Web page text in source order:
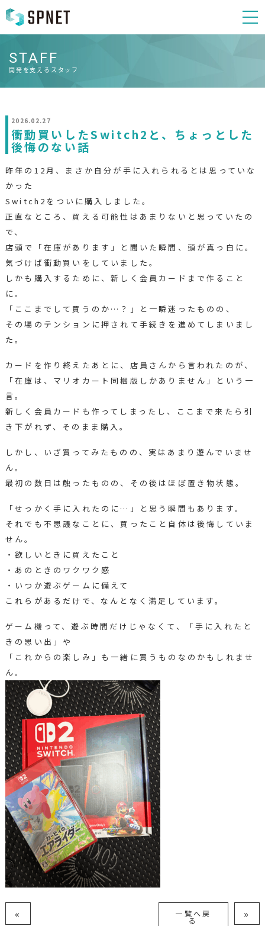
STAFF
開発を支えるスタッフ
2026.02.27
衝動買いしたSwitch2と、ちょっとした
後悔のない話
昨年の12月、まさか自分が手に入れられるとは思っていな
かった
Switch2をついに購入しました。
正直なところ、買える可能性はあまりないと思っていたの
で、
店頭で「在庫があります」と聞いた瞬間、頭が真っ白に。
気づけば衝動買いをしていました。
しかも購入するために、新しく会員カードまで作ること
に。
「ここまでして買うのか…？」と一瞬迷ったものの、
その場のテンションに押されて手続きを進めてしまいまし
た。
カードを作り終えたあとに、店員さんから言われたのが、
「在庫は、マリオカート同梱版しかありません」という一
言。
新しく会員カードも作ってしまったし、ここまで来たら引
き下がれず、そのまま購入。
しかし、いざ買ってみたものの、実はあまり遊んでいませ
ん。
最初の数日は触ったものの、その後はほぼ置き物状態。
「せっかく手に入れたのに…」と思う瞬間もあります。
それでも不思議なことに、買ったこと自体は後悔していま
せん。
・欲しいときに買えたこと
・あのときのワクワク感
・いつか遊ぶゲームに備えて
これらがあるだけで、なんとなく満足しています。
ゲーム機って、遊ぶ時間だけじゃなくて、「手に入れたと
きの思い出」や
「これからの楽しみ」も一緒に買うものなのかもしれませ
ん。
« 一覧へ戻
る »